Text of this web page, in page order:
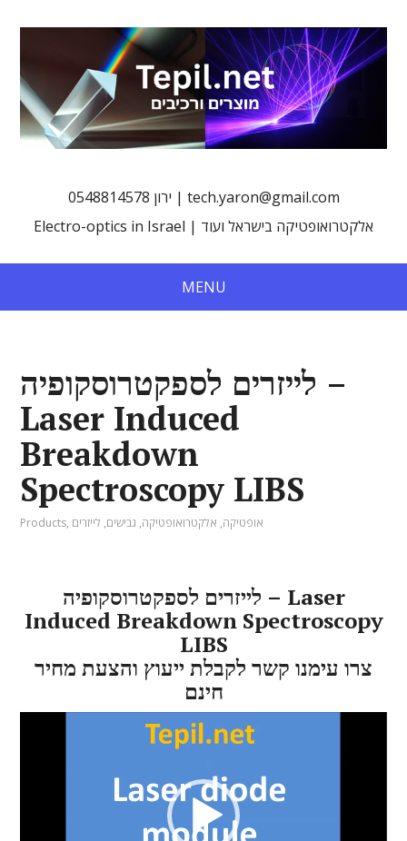
0548814578 ירון | tech.yaron@gmail.com
Electro-optics in Israel | אלקטרואופטיקה בישראל ועוד
MENU
לייזרים לספקטרוסקופיה –
Laser Induced
Breakdown
Spectroscopy LIBS
Products, אופטיקה, אלקטרואופטיקה, גבישים, לייזרים
לייזרים לספקטרוסקופיה – Laser
Induced Breakdown Spectroscopy
LIBS
צרו עימנו קשר לקבלת ייעוץ והצעת מחיר
חינם